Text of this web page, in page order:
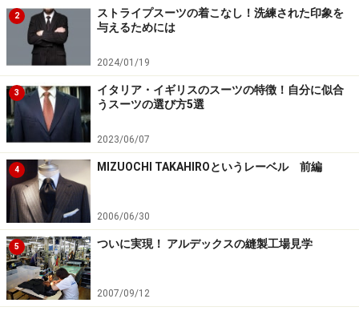
Photo：石井幸久
大剣を引いてディンプルを作り、ノットを仕上げます。
あまり引きすぎて、ノットが小さくならないように。
2
ストライプスーツの着こなし！洗練された印象を
与えるためには
2024/01/19
3
イタリア・イギリスのスーツの特徴！自分に似合
うスーツの選び方5選
2023/06/07
4 MIZUOCHI TAKAHIROというレーベル 前編
2006/06/30
5 ついに実現！ アルデックスの縫製工場見学
2007/09/12